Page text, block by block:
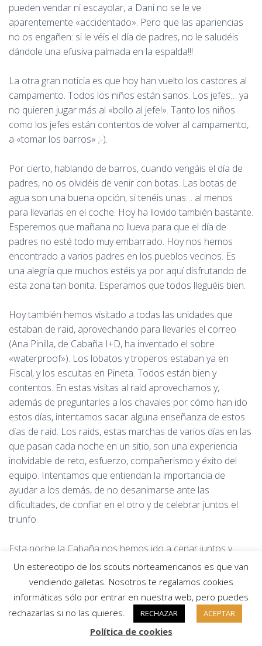
pueden vendar ni escayolar, a Dani no se le ve
aparentemente «accidentado». Pero que las apariencias
no os engañen: si le véis el día de padres, no le saludéis
dándole una efusiva palmada en la espalda!!!
La otra gran noticia es que hoy han vuelto los castores al
campamento. Todos los niños están sanos. Los jefes… ya
no quieren jugar más al «bollo al jefe!». Tanto los niños
como los jefes están contentos de volver al campamento,
a «tomar los barros» ;-).
Por cierto, hablando de barros, cuando vengáis el día de
padres, no os olvidéis de venir con botas. Las botas de
agua son una buena opción, si tenéis unas… al menos
para llevarlas en el coche. Hoy ha llovido también bastante.
Esperemos que mañana no llueva para que el día de
padres no esté todo muy embarrado. Hoy nos hemos
encontrado a varios padres en los pueblos vecinos. Es
una alegría que muchos estéis ya por aquí disfrutando de
esta zona tan bonita. Esperamos que todos lleguéis bien.
Hoy también hemos visitado a todas las unidades que
estaban de raid, aprovechando para llevarles el correo
(Ana Pinilla, de Cabaña I+D, ha inventado el sobre
«waterproof»). Los lobatos y troperos estaban ya en
Fiscal, y los escultas en Pineta. Todos están bien y
contentos. En estas visitas al raid aprovechamos y,
además de preguntarles a los chavales por cómo han ido
estos días, intentamos sacar alguna enseñanza de estos
días de raid. Los raids, estas marchas de varios días en las
que pasan cada noche en un sitio, son una experiencia
inolvidable de reto, esfuerzo, compañerismo y éxito del
equipo. Intentamos que entiendan la importancia de
ayudar a los demás, de no desanimarse ante las
dificultades, de confiar en el otro y de celebrar juntos el
triunfo.
Esta noche la Cabaña nos hemos ido a cenar juntos y
después, ya de noche, hemos visitado la cascada de
Broto. Esperábamos encontrarla iluminada pero estaba a
oscuras, así que más que verla la hemos «intuido». Eso sí,
la hemos intuído muy bonita…
Mañana vuelven a campamento los lobatos y las tropas.
Un estereotipo de los scouts norteamericanos es que van
vendiendo galletas. Nosotros te regalamos cookies
informáticas sólo por entrar en nuestra web, pero puedes
rechazarlas si no las quieres.
RECHAZAR ACEPTAR
Política de cookies